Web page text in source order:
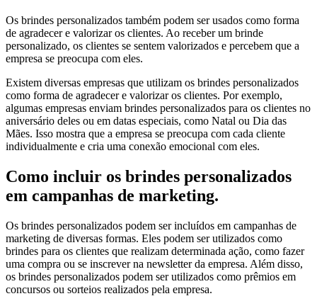
Os brindes personalizados também podem ser usados como forma
de agradecer e valorizar os clientes. Ao receber um brinde
personalizado, os clientes se sentem valorizados e percebem que a
empresa se preocupa com eles.
Existem diversas empresas que utilizam os brindes personalizados
como forma de agradecer e valorizar os clientes. Por exemplo,
algumas empresas enviam brindes personalizados para os clientes no
aniversário deles ou em datas especiais, como Natal ou Dia das
Mães. Isso mostra que a empresa se preocupa com cada cliente
individualmente e cria uma conexão emocional com eles.
Como incluir os brindes personalizados
em campanhas de marketing.
Os brindes personalizados podem ser incluídos em campanhas de
marketing de diversas formas. Eles podem ser utilizados como
brindes para os clientes que realizam determinada ação, como fazer
uma compra ou se inscrever na newsletter da empresa. Além disso,
os brindes personalizados podem ser utilizados como prêmios em
concursos ou sorteios realizados pela empresa.